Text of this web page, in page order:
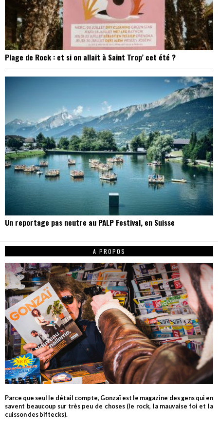
Plage de Rock : et si on allait à Saint Trop’ cet été ?
Un reportage pas neutre au PALP Festival, en Suisse
A PROPOS
Parce que seul le détail compte, Gonzaï est le magazine des gens qui en
savent beaucoup sur très peu de choses (le rock, la mauvaise foi et la
cuisson des biftecks).